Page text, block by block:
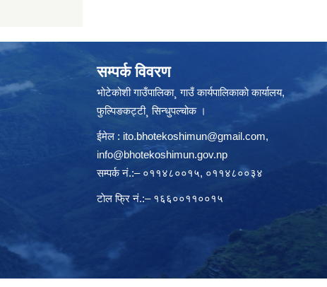
सम्पर्क विवरण
भोटेकोशी गाउँपालिका¸ गाउँ कार्यपालिकाकाे कार्यालय,
फुल्पिङकट्टी¸ सिन्धुपल्चोक ।
ईमेल : ito.bhotekoshimun@gmail.com,
info@bhotekoshimun.gov.np
सम्पर्क नं.:– ०११४८००१५, ०११४८००३४
टाेल फ्रि नं.:– १६६००११००१५